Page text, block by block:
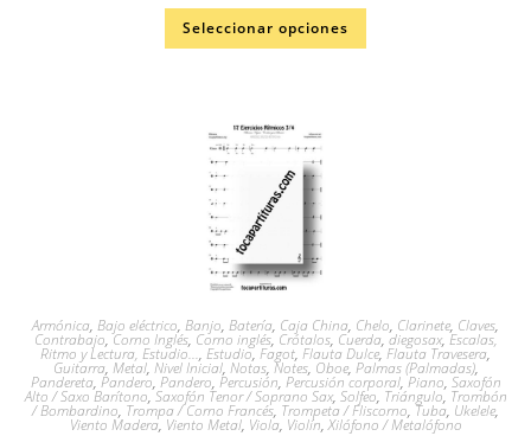
Seleccionar opciones
Armónica, Bajo eléctrico, Banjo, Batería, Caja China, Chelo, Clarinete, Claves,
Contrabajo,Corno Inglés, Corno inglés, Crótalos, Cuerda, diegosax, Escalas,
Ritmo y Lectura, Estudio..., Estudio, Fagot, Flauta Dulce,Flauta Travesera,
Guitarra, Metal, Nivel Inicial, Notas, Notes, Oboe, Palmas (Palmadas),
Pandereta, Pandero, Pandero, Percusión, Percusión corporal,Piano, Saxofón
Alto / Saxo Barítono,Saxofón Tenor / Soprano Sax, Solfeo, Triángulo, Trombón
/ Bombardino, Trompa / Corno Francés, Trompeta / Fliscorno, Tuba, Ukelele,
Viento Madera, Viento Metal, Viola, Violín,Xilófono / Metalófono